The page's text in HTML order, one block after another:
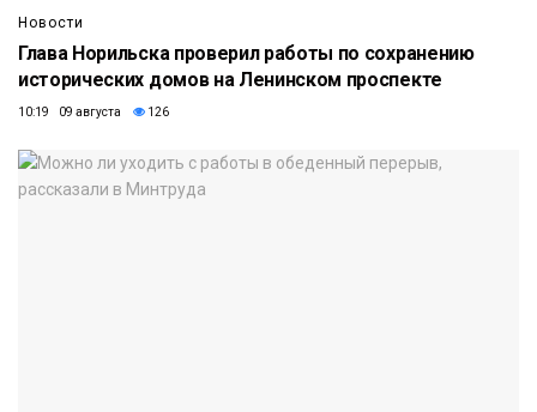
Новости
Глава Норильска проверил работы по сохранению
исторических домов на Ленинском проспекте
10:19 09 августа 126